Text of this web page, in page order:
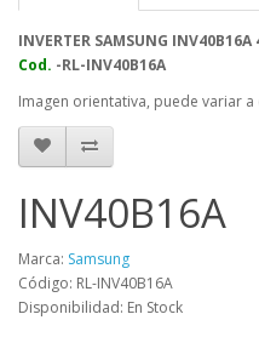
INVERTER SAMSUNG INV40B16A
Cod. -RL-INV40B16A
Imagen orientativa, puede variar
INV40B16A
Marca: Samsung
Código: RL-INV40B16A
Disponibilidad: En Stock